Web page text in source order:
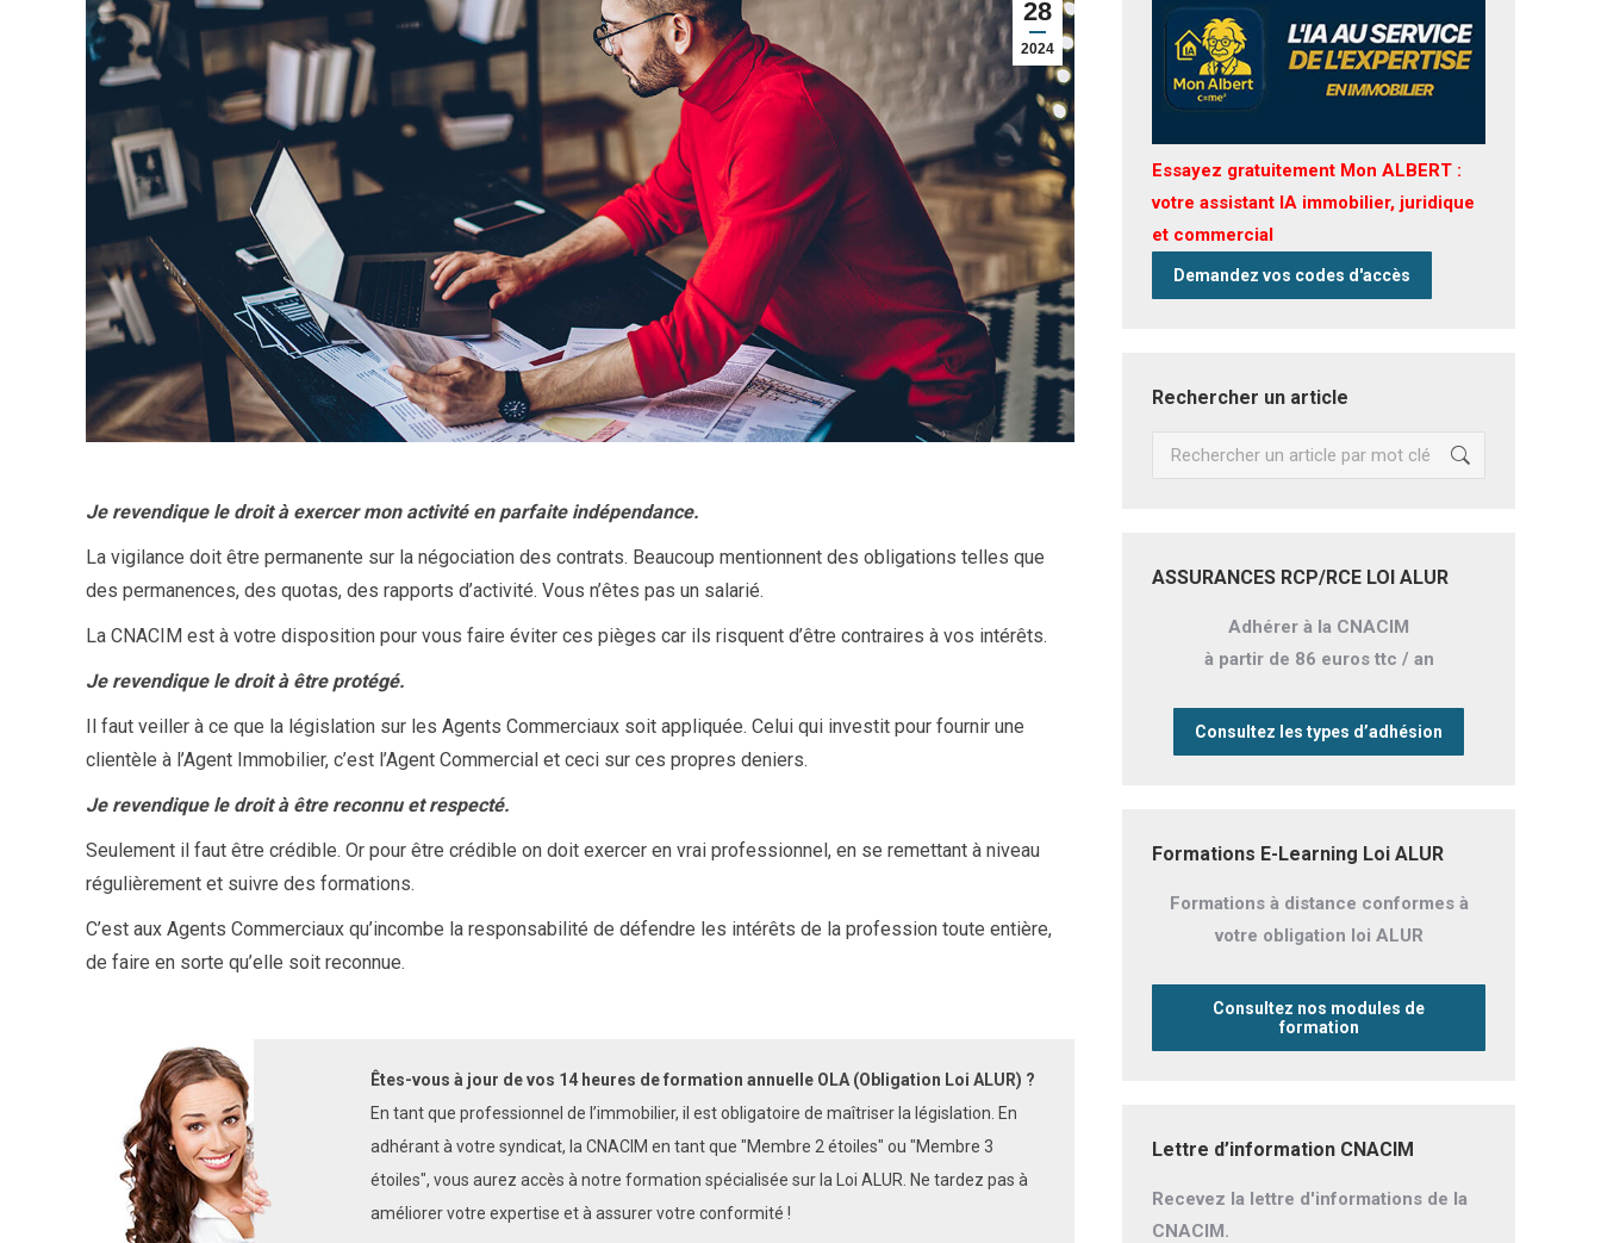
28
2024
Je revendique le droit à exercer mon activité en parfaite indépendance.
La vigilance doit être permanente sur la négociation des contrats. Beaucoup mentionnent des obligations telles que
des permanences, des quotas, des rapports d’activité. Vous n’êtes pas un salarié.
La CNACIM est à votre disposition pour vous faire éviter ces pièges car ils risquent d’être contraires à vos intérêts.
Je revendique le droit à être protégé.
Il faut veiller à ce que la législation sur les Agents Commerciaux soit appliquée. Celui qui investit pour fournir une
clientèle à l’Agent Immobilier, c’est l’Agent Commercial et ceci sur ces propres deniers.
Je revendique le droit à être reconnu et respecté.
Seulement il faut être crédible. Or pour être crédible on doit exercer en vrai professionnel, en se remettant à niveau
régulièrement et suivre des formations.
C’est aux Agents Commerciaux qu’incombe la responsabilité de défendre les intérêts de la profession toute entière,
de faire en sorte qu’elle soit reconnue.
Êtes-vous à jour de vos 14 heures de formation annuelle OLA (Obligation Loi ALUR) ?
En tant que professionnel de l’immobilier, il est obligatoire de maîtriser la législation. En
adhérant à votre syndicat, la CNACIM en tant que "Membre 2 étoiles" ou "Membre 3
étoiles", vous aurez accès à notre formation spécialisée sur la Loi ALUR. Ne tardez pas à
améliorer votre expertise et à assurer votre conformité !
Essayez gratuitement Mon ALBERT :
votre assistant IA immobilier, juridique
et commercial
Demandez vos codes d'accès
Rechercher un article
Recherche
ASSURANCES RCP/RCE LOI ALUR
Adhérer à la CNACIM
à partir de 86 euros ttc / an
Consultez les types d’adhésion
Formations E-Learning Loi ALUR
Formations à distance conformes à
votre obligation loi ALUR
Consultez nos modules de
formation
Lettre d’information CNACIM
Recevez la lettre d'informations de la
CNACIM.